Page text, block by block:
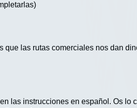
las rutas comerciales nos dan
las instrucciones en español. Os lo